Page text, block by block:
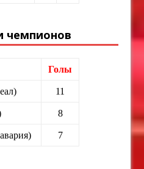
чемпионов
Голы
11
8
7